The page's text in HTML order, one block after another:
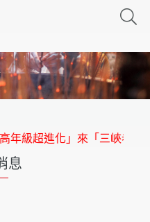
超進化」來「三峽老街」取
息